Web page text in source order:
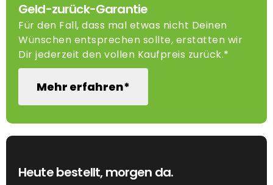
Geld-zurück-Garantie
Für den Fall, dass mal etwas nicht Deinen
Wünschen entsprechen sollte, erstatten wir
Dir jederzeit den vollen Kaufpreis zurück.*
Mehr erfahren*
Heute bestellt, morgen da.